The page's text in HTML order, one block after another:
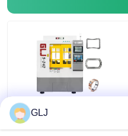
G5-240フォーステーシ
ョン5軸機
GLJ